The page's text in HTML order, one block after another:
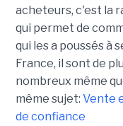
acheteurs, c'est la
qui permet de
qui les a poussés à
France, il sont de
nombreux même
même sujet: Vente
de confiance